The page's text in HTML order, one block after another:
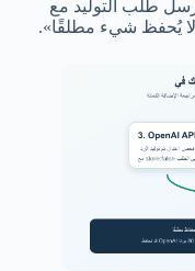
يُحفظ شيء مطلقًا».